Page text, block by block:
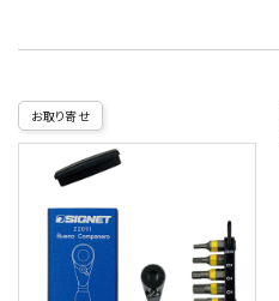
お取り寄せ